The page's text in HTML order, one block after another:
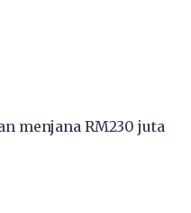
menjana RM230 juta